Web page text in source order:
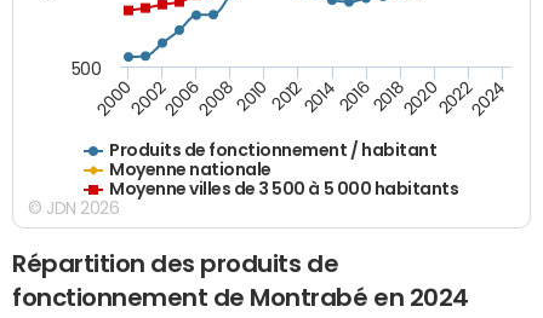
Produits de fonctionnement / habitant
Moyenne nationale
Moyenne villes de 3 500 à 5 000 habitants
200020022006200820102012201420162018202020222024
500
© JDN 2026
Répartition des produits de
fonctionnement de Montrabé en 2024